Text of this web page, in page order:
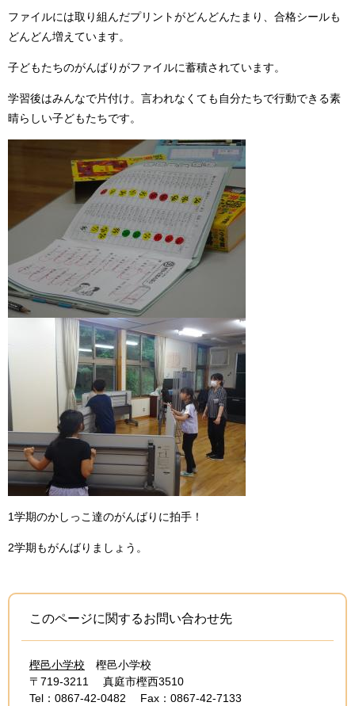
ファイルには取り組んだプリントがどんどんたまり、合格シールも
どんどん増えています。
子どもたちのがんばりがファイルに蓄積されています。
学習後はみんなで片付け。言われなくても自分たちで行動できる素
晴らしい子どもたちです。
1学期のかしっこ達のがんばりに拍手！
2学期もがんばりましょう。
このページに関するお問い合わせ先
樫邑小学校
樫邑小学校
〒719-3211
真庭市樫西3510
Tel：0867-42-0482
Fax：0867-42-7133